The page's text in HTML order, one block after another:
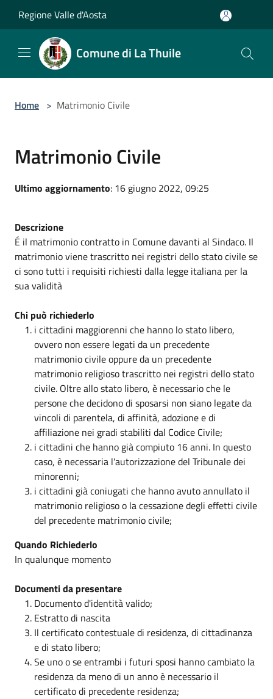
Regione Valle d'Aosta
Comune di La Thuile
Home > Matrimonio Civile
Matrimonio Civile
Ultimo aggiornamento: 16 giugno 2022, 09:25
Descrizione
É il matrimonio contratto in Comune davanti al Sindaco. Il
matrimonio viene trascritto nei registri dello stato civile se
ci sono tutti i requisiti richiesti dalla legge italiana per la
sua validità
Chi può richiederlo
i cittadini maggiorenni che hanno lo stato libero,
ovvero non essere legati da un precedente
matrimonio civile oppure da un precedente
matrimonio religioso trascritto nei registri dello stato
civile. Oltre allo stato libero, è necessario che le
persone che decidono di sposarsi non siano legate da
vincoli di parentela, di affinità, adozione e di
affiliazione nei gradi stabiliti dal Codice Civile;
i cittadini che hanno già compiuto 16 anni. In questo
caso, è necessaria l'autorizzazione del Tribunale dei
minorenni;
i cittadini già coniugati che hanno avuto annullato il
matrimonio religioso o la cessazione degli effetti civile
del precedente matrimonio civile;
Quando Richiederlo
In qualunque momento
Documenti da presentare
Documento d'identità valido;
Estratto di nascita
Il certificato contestuale di residenza, di cittadinanza
e di stato libero;
Se uno o se entrambi i futuri sposi hanno cambiato la
residenza da meno di un anno è necessario il
certificato di precedente residenza;